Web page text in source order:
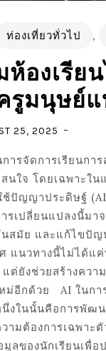
ท่องเที่ยวทั่วไป ,
ห้องเรีย
มนุษย์แ
25, 2025
ารจัดการเรียนกา
นใจ โดยเฉพาะใน
ใช้ปัญญาประดิษฐ์
รเปลี่ยนแปลงนี้มา
สมัย และแก้ไขปั
แนวทางนี้ไม่ได้แ
ต่ยังช่วยสร้างควา
ม่อีกด้วย AI ในกา
งในนั้นคือการพัฒ
ามต้องการเฉพาะ
มูลของนักเรียนเพื่อ